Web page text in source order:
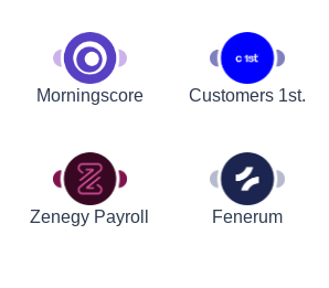
Morningscore Customers 1st.
Zenegy Payroll Fenerum